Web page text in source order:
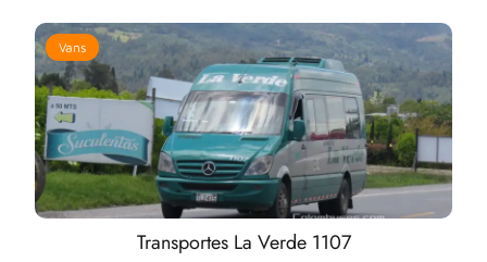
Vans
Transportes La Verde 1107